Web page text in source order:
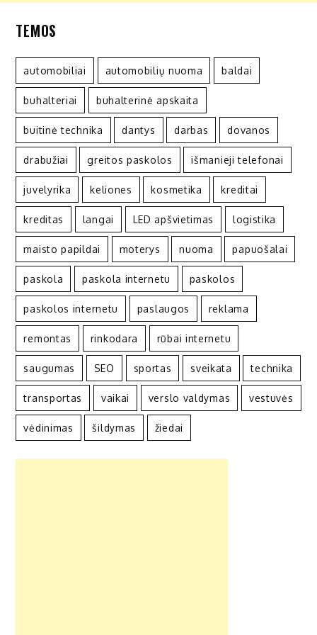
TEMOS
automobiliai automobilių nuoma baldai
buhalteriai buhalterinė apskaita
buitinė technika dantys darbas dovanos
drabužiai greitos paskolos išmanieji telefonai
juvelyrika keliones kosmetika kreditai
kreditas langai LED apšvietimas logistika
maisto papildai moterys nuoma papuošalai
paskola paskola internetu paskolos
paskolos internetu paslaugos reklama
remontas rinkodara rūbai internetu
saugumas SEO sportas sveikata technika
transportas vaikai verslo valdymas vestuvės
vėdinimas šildymas žiedai